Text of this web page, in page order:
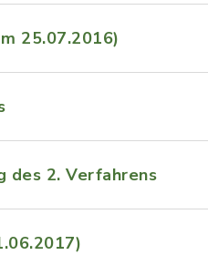
25.07.2016)
des 2. Verfahrens